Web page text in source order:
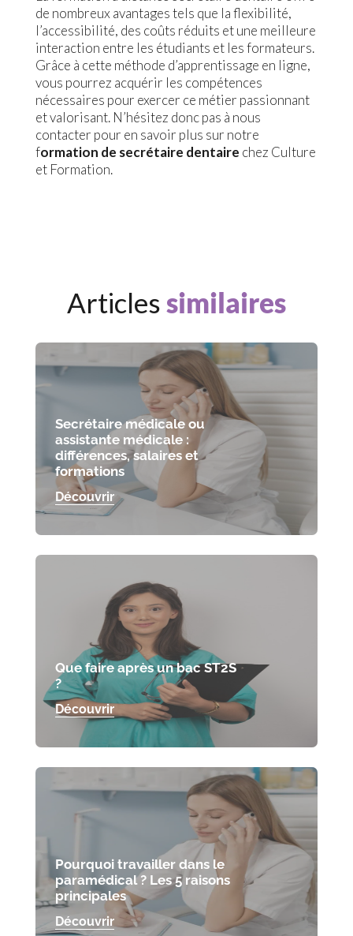
de nombreux avantages tels que la flexibilité,
l’accessibilité, des coûts réduits et une meilleure
interaction entre les étudiants et les formateurs.
Grâce à cette méthode d’apprentissage en ligne,
vous pourrez acquérir les compétences
nécessaires pour exercer ce métier passionnant
et valorisant. N’hésitez donc pas à nous
contacter pour en savoir plus sur notre
formation de secrétaire dentaire chez Culture
et Formation.
Articlessimilaires
Secrétaire médicale ou
assistante médicale :
différences, salaires et
formations
Découvrir
Que faire après un bac ST2S
?
Découvrir
Pourquoi travailler dans le
paramédical ? Les 5 raisons
principales
Découvrir